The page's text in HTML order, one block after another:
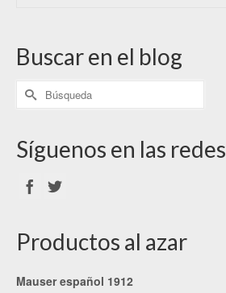
Buscar en el blog
Síguenos en las redes
Productos al azar
Mauser español 1912